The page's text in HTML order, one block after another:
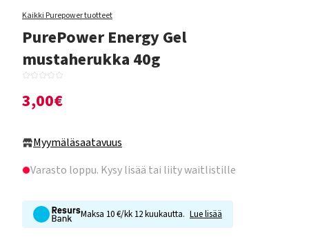
Kaikki Purepower tuotteet
PurePower Energy Gel
mustaherukka 40g
3,00€
Myymäläsaatavuus
Varasto loppu. Kysy lisää tai liity waitlistille
Maksa 10 €/kk 12 kuukautta. Lue lisää